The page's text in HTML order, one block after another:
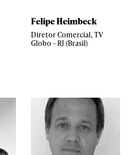
Felipe Heimbeck
Diretor Comercial, TV
Globo - RJ (Brasil)